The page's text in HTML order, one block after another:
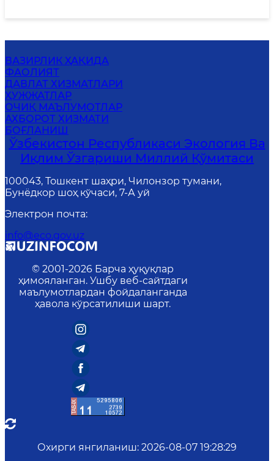
ВАЗИРЛИК ҲАҚИДА
ФАОЛИЯТ
ДАВЛАТ ХИЗМАТЛАРИ
ҲУЖЖАТЛАР
ОЧИҚ МАЪЛУМОТЛАР
АХБОРОТ ХИЗМАТИ
БОҒЛАНИШ
Ўзбекистон Республикаси Экология Ва
Иқлим Ўзгариши Миллий Қўмитаси
100043, Тошкент шаҳри, Чилонзор тумани,
Бунёдкор шоҳ кўчаси, 7-А уй
Электрон почта:
info@eco.gov.uz
© 2001-2026 Барча ҳуқуқлар
ҳимояланган. Ушбу веб-сайтдаги
маълумотлардан фойдаланганда
ҳавола кўрсатилиши шарт.
Охирги янгиланиш: 2026-08-07 19:28:29